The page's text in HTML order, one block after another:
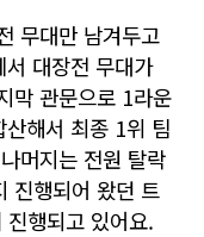
무대만 남겨두고
대장전 무대가
막 관문으로 1라운
해서 최종 1위 팀
머지는 전원 탈락
진행되어 왔던 트
행되고 있어요.